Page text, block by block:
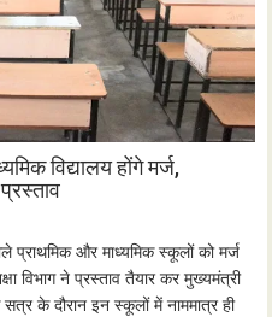
विद्यालय होंगे मर्ज,
प्राथमिक और माध्यमिक स्कूलों को मर्ज
विभाग ने प्रस्ताव तैयार कर मुख्यमंत्री
के दौरान इन स्कूलों में नाममात्र ही